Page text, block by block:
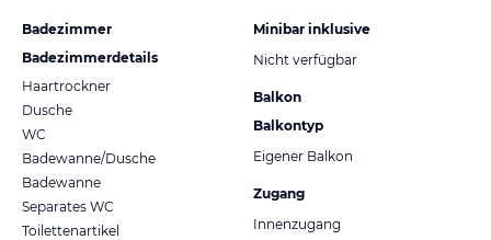
Badezimmer
Badezimmerdetails
Haartrockner
Dusche
WC
Badewanne/Dusche
Badewanne
Separates WC
Toilettenartikel
Minibar inklusive
Nicht verfügbar
Balkon
Balkontyp
Eigener Balkon
Zugang
Innenzugang